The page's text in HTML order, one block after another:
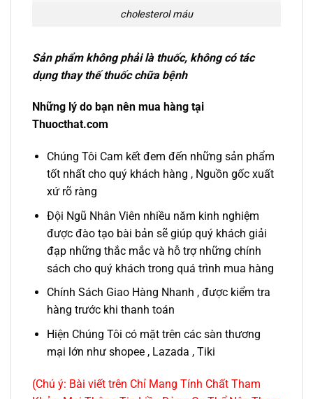
cholesterol máu
Sản phẩm không phải là thuốc, không có tác
dụng thay thế thuốc chữa bệnh
Những lý do bạn nên mua hàng tại
Thuocthat.com
Chúng Tôi Cam kết đem đến những sản phẩm
tốt nhất cho quý khách hàng , Nguồn gốc xuất
xứ rõ ràng
Đội Ngũ Nhân Viên nhiều năm kinh nghiệm
được đào tạo bài bản sẽ giúp quý khách giải
đạp những thắc mắc và hỗ trợ những chính
sách cho quý khách trong quá trình mua hàng
Chính Sách Giao Hàng Nhanh , được kiểm tra
hàng trước khi thanh toán
Hiện Chúng Tôi có mặt trên các sàn thương
mại lớn như shopee , Lazada , Tiki
(Chú ý: Bài viết trên Chỉ Mang Tính Chất Tham